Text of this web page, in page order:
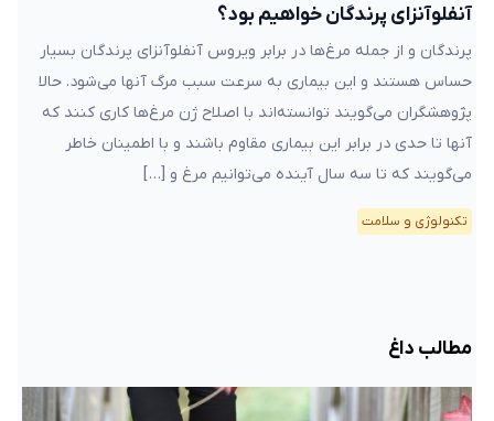
آنفلوآنزای پرندگان خواهیم بود؟
پرندگان و از جمله مرغ‌ها در برابر ویروس آنفلوآنزای پرندگان بسیار
حساس هستند و این بیماری به سرعت سبب مرگ آنها می‌شود. حالا
پژوهشگران می‌گویند توانسته‌اند با اصلاح ژن مرغ‌ها کاری کنند که
آنها تا حدی در برابر این بیماری مقاوم باشند و با اطمینان خاطر
می‌گویند که تا سه سال آینده می‌توانیم مرغ و […]
تکنولوژی و سلامت
مطالب داغ